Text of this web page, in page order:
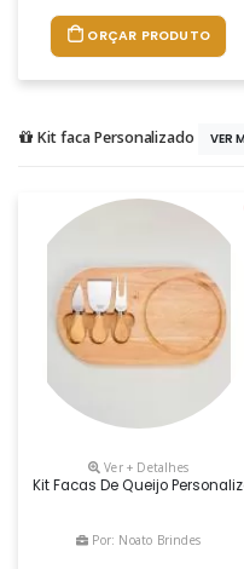
ORÇAR PRODUTO
Kit faca Personalizado VER
Ver + Detalhes
Kit Facas De Queijo
Por: Noato Brindes